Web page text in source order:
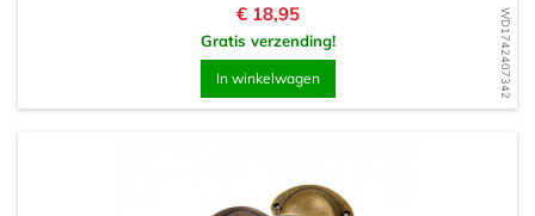
WD1742407342
Prijs
€ 18,95
Gratis verzending!
In winkelwagen